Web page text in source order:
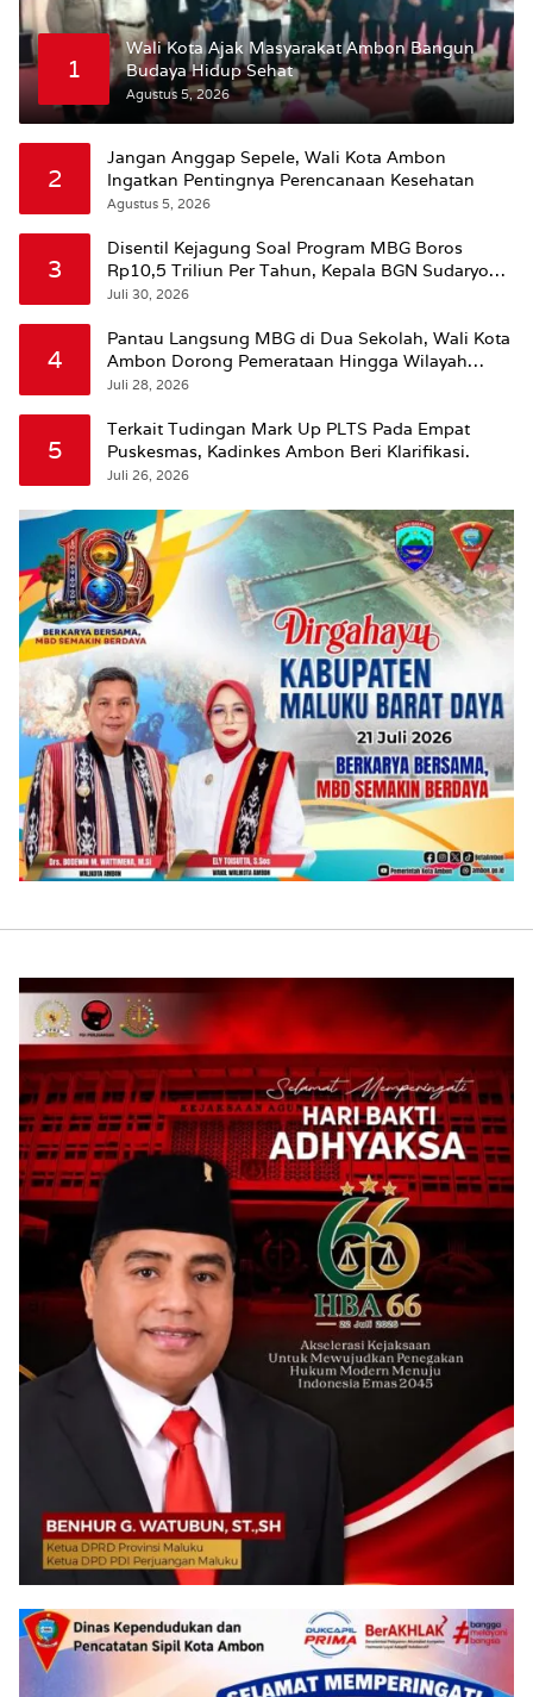
1
Wali Kota Ajak Masyarakat Ambon Bangun
Budaya Hidup Sehat
Agustus 5, 2026
2
Jangan Anggap Sepele, Wali Kota Ambon
Ingatkan Pentingnya Perencanaan Kesehatan
Agustus 5, 2026
3
Disentil Kejagung Soal Program MBG Boros
Rp10,5 Triliun Per Tahun, Kepala BGN Sudaryono
Beri Penjelasan
Juli 30, 2026
4
Pantau Langsung MBG di Dua Sekolah, Wali Kota
Ambon Dorong Pemerataan Hingga Wilayah
Leitimur Selatan
Juli 28, 2026
5
Terkait Tudingan Mark Up PLTS Pada Empat
Puskesmas, Kadinkes Ambon Beri Klarifikasi.
Juli 26, 2026